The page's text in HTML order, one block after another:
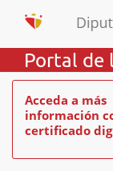
Portal de
Acceda a más
información
certificado